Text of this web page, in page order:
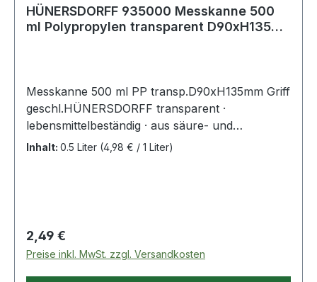
HÜNERSDORFF 935000 Messkanne 500
ml Polypropylen transparent D90xH135
Messkanne 500 ml PP transp.D90xH135mm Griff
geschl.HÜNERSDORFF transparent ·
lebensmittelbeständig · aus säure- und
chemikalienbeständigem Polypropylen ·
Inhalt: 0.5 Liter (4,98 € / 1 Liter)
Regulärer Preis:
2,49 €
Preise inkl. MwSt. zzgl. Versandkosten